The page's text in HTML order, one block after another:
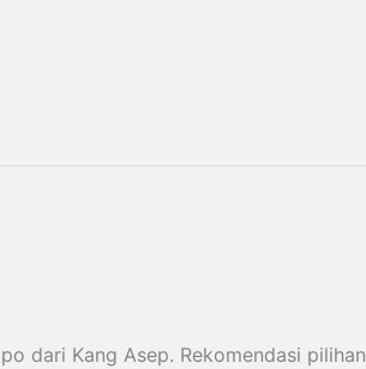
dari Kang Asep. Rekomendasi pilihan